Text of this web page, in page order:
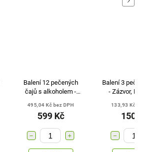
Balení 12 pečených
čajů s alkoholem -
tuzemákem, Malina s
vodkou, Černý rybíz s
ginem
495,04 Kč bez DPH
599 Kč
+
−
Balení 3
- Zázvor,
133,93 Kč
150
−